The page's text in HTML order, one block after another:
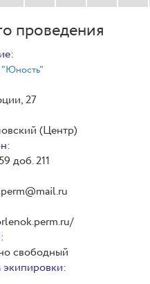
проведения
"Юность"
27
(Центр)
доб. 211
свободный